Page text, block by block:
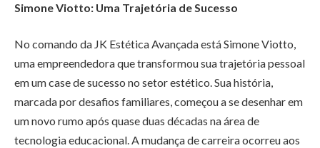
Simone Viotto: Uma Trajetória de Sucesso
No comando da JK Estética Avançada está Simone Viotto,
uma empreendedora que transformou sua trajetória pessoal
em um case de sucesso no setor estético. Sua história,
marcada por desafios familiares, começou a se desenhar em
um novo rumo após quase duas décadas na área de
tecnologia educacional. A mudança de carreira ocorreu aos